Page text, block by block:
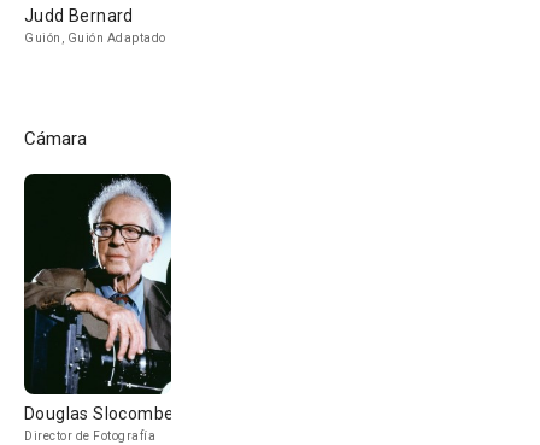
Judd Bernard
Guión, Guión Adaptado
Cámara
Douglas Slocombe
Director de Fotografía